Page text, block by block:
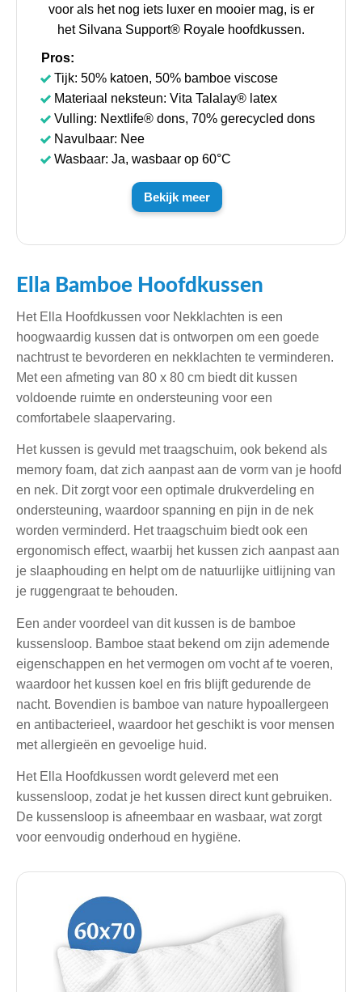
voor als het nog iets luxer en mooier mag, is er
het Silvana Support® Royale hoofdkussen.
Pros:
Tijk: 50% katoen, 50% bamboe viscose
Materiaal neksteun: Vita Talalay® latex
Vulling: Nextlife® dons, 70% gerecycled dons
Navulbaar: Nee
Wasbaar: Ja, wasbaar op 60°C
Bekijk meer
Ella Bamboe Hoofdkussen
Het Ella Hoofdkussen voor Nekklachten is een
hoogwaardig kussen dat is ontworpen om een goede
nachtrust te bevorderen en nekklachten te verminderen.
Met een afmeting van 80 x 80 cm biedt dit kussen
voldoende ruimte en ondersteuning voor een
comfortabele slaapervaring.
Het kussen is gevuld met traagschuim, ook bekend als
memory foam, dat zich aanpast aan de vorm van je hoofd
en nek. Dit zorgt voor een optimale drukverdeling en
ondersteuning, waardoor spanning en pijn in de nek
worden verminderd. Het traagschuim biedt ook een
ergonomisch effect, waarbij het kussen zich aanpast aan
je slaaphouding en helpt om de natuurlijke uitlijning van
je ruggengraat te behouden.
Een ander voordeel van dit kussen is de bamboe
kussensloop. Bamboe staat bekend om zijn ademende
eigenschappen en het vermogen om vocht af te voeren,
waardoor het kussen koel en fris blijft gedurende de
nacht. Bovendien is bamboe van nature hypoallergeen
en antibacterieel, waardoor het geschikt is voor mensen
met allergieën en gevoelige huid.
Het Ella Hoofdkussen wordt geleverd met een
kussensloop, zodat je het kussen direct kunt gebruiken.
De kussensloop is afneembaar en wasbaar, wat zorgt
voor eenvoudig onderhoud en hygiëne.